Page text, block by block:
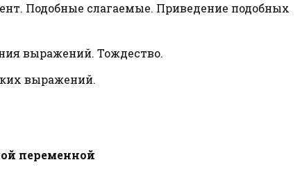
Подобные слагаемые. Приведение подобных
выражений. Тождество.
выражений.
переменной